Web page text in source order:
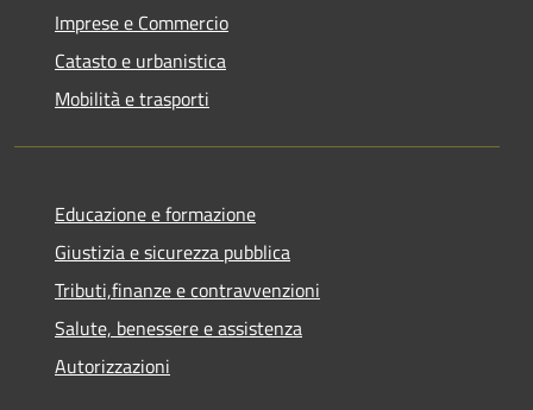
Imprese e Commercio
Catasto e urbanistica
Mobilità e trasporti
Educazione e formazione
Giustizia e sicurezza pubblica
Tributi,finanze e contravvenzioni
Salute, benessere e assistenza
Autorizzazioni